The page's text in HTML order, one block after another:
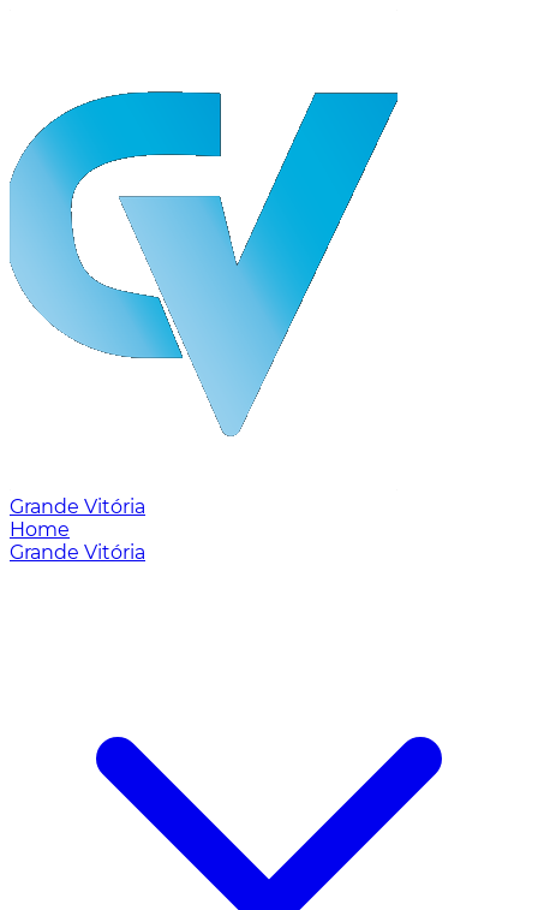
Grande Vitória
Home
Grande Vitória